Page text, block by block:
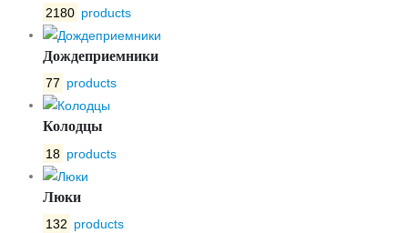
2180 products
Дождеприемники
77 products
Колодцы
18 products
Люки
132 products